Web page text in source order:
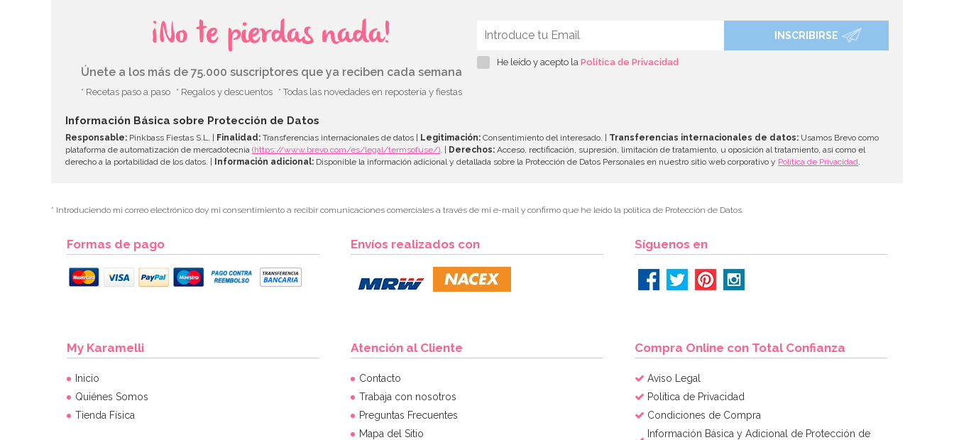
¡No te pierdas nada!
Únete a los más de 75.000 suscriptores que ya reciben cada semana
* Recetas paso a paso * Regalos y descuentos * Todas las novedades en repostería y fiestas
INSCRIBIRSE
He leído y acepto la Política de Privacidad
Información Básica sobre Protección de Datos
Responsable: Pinkbass Fiestas S.L. | Finalidad: Transferencias internacionales de datos | Legitimación: Consentimiento del interesado. | Transferencias internacionales de datos: Usamos Brevo como
plataforma de automatización de mercadotecnia (https://www.brevo.com/es/legal/termsofuse/) . | Derechos: Acceso, rectificación, supresión, limitación de tratamiento, u oposición al tratamiento, así como el
derecho a la portabilidad de los datos. | Información adicional: Disponible la información adicional y detallada sobre la Protección de Datos Personales en nuestro sitio web corporativo y Política de Privacidad
* Introduciendo mi correo electrónico doy mi consentimiento a recibir comunicaciones comerciales a través de mi e-mail y confirmo que he leído la política de Protección de Datos.
Formas de pago Envíos realizados con Síguenos en
My Karamelli
Inicio
Quiénes Somos
Tienda Física
Atención al Cliente
Contacto
Trabaja con nosotros
Preguntas Frecuentes
Mapa del Sitio
Compra Online con Total Confianza
Aviso Legal
Política de Privacidad
Condiciones de Compra
Información Básica y Adicional de Protección de